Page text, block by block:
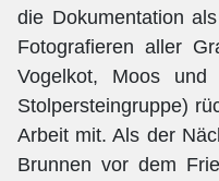
die Dokumentation
Fotografieren aller
Vogelkot, Moos
Stolpersteingruppe)
Arbeit mit. Als der
Brunnen vor dem